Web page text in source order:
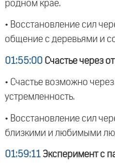
родном крае.
• Восстановление сил
общение с деревьями и
01:55:00 Счастье через
• Счастье возможно
устремленность.
• Восстановление сил
близкими и любимыми
01:59:11 Эксперимент с